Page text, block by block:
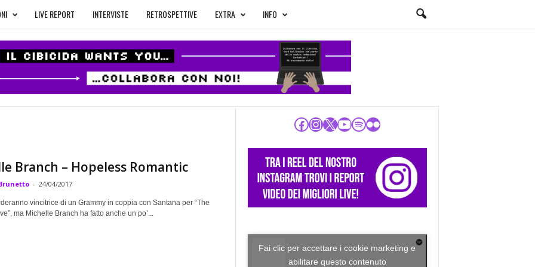
LIVE REPORT INTERVISTE RETROSPETTIVE EXTRA INFO
Branch – Hopeless Romantic
- 24/04/2017
vincitrice di un Grammy in coppia con Santana per “The
ma Michelle Branch ha fatto anche un po’...
Facebook InstagramX YouTube Spotify Flickr
Fai clic per accettare i cookie marketing e
abilitare questo contenuto